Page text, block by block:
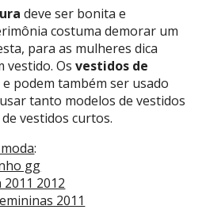
deve ser bonita e
costuma demorar um
para as mulheres dica
vestido. Os vestidos de
podem também ser usado
tanto modelos de vestidos
vestidos curtos.
:
gg
2012
2011